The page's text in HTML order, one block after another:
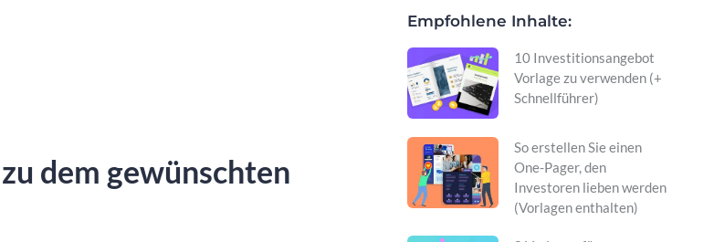
dem gewünschten
Empfohlene Inhalte:
10 Investitionsangebot
Vorlage zu verwenden (+
Schnellführer)
So erstellen Sie einen
One-Pager, den
Investoren lieben werden
(Vorlagen enthalten)